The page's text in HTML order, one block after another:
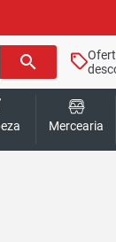
search
Mercearia